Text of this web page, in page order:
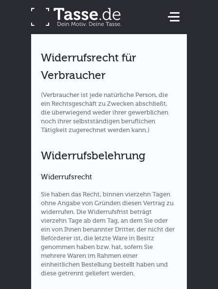
Widerrufsrecht für
Verbraucher
(Verbraucher ist jede natürliche Person, die
ein Rechtsgeschäft zu Zwecken abschließt,
die überwiegend weder ihrer gewerblichen
noch ihrer selbstständigen beruflichen
Tätigkeit zugerechnet werden kann.)
Widerrufsbelehrung
Widerrufsrecht
Sie haben das Recht, binnen vierzehn Tagen
ohne Angabe von Gründen diesen Vertrag zu
widerrufen. Die Widerrufsfrist beträgt
vierzehn Tage ab dem Tag, an dem Sie oder
ein von Ihnen benannter Dritter, der nicht der
Beförderer ist, die letzte Ware in Besitz
genommen haben bzw. hat, sofern Sie
mehrere Waren im Rahmen einer
einheitlichen Bestellung bestellt haben und
diese getrennt geliefert werden.